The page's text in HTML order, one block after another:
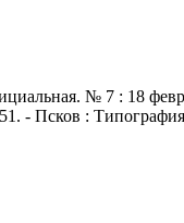
№ 7 : 18
- Псков :